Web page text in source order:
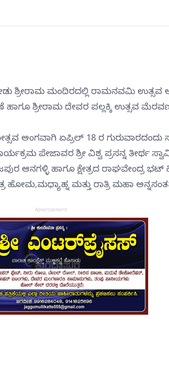
ಶ್ರೀರಾಮ ಮಂದಿರದಲ್ಲಿ ರಾಮನವಮಿ
ಶ್ರೀರಾಮ ದೇವರ ಪಲ್ಲಕ್ಕಿ ಉತ್ಸವ
ಅಂಗವಾಗಿ ಏಪ್ರಿಲ್ 18 ರ
ಪೇಜಾವರ ಶ್ರೀ ವಿಶ್ವ ಪ್ರಸನ್ನ ತೀರ್ಥ
ಆನಗಳ್ಳಿ ಹಾಗೂ ಕ್ಷೇತ್ರದ ರಾಘವೇಂದ್ರ
ಹೋಮ,ಮಧ್ಯಾಹ್ನ ಮತ್ತು ರಾತ್ರಿ ಮಹಾ
Advertisement